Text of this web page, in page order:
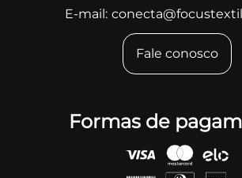
E-mail:
Fale conosco
Formas de